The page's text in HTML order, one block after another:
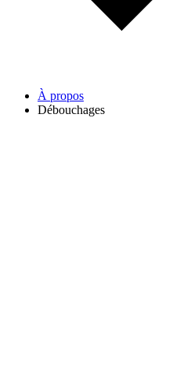
À propos
Débouchages